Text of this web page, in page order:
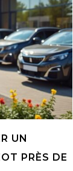
UN
PRÈS DE